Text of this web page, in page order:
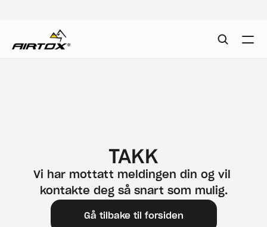
TAKK
Vi har mottatt meldingen din og vil
kontakte deg så snart som mulig.
Gå tilbake til forsiden